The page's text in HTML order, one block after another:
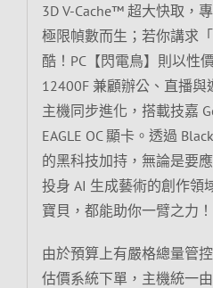
3D V-Cache™ 超大快取，
極限幀數而生；若你講求
酷！PC【閃電鳥】則以性
12400F 兼顧辦公、直播
主機同步進化，搭載技嘉
EAGLE OC 顯卡。透過
的黑科技加持，無論是要
投身 AI 生成藝術的創作領
寶貝，都能助你一臂之力！
由於預算上有嚴格總量管
估價系統下單，主機統一